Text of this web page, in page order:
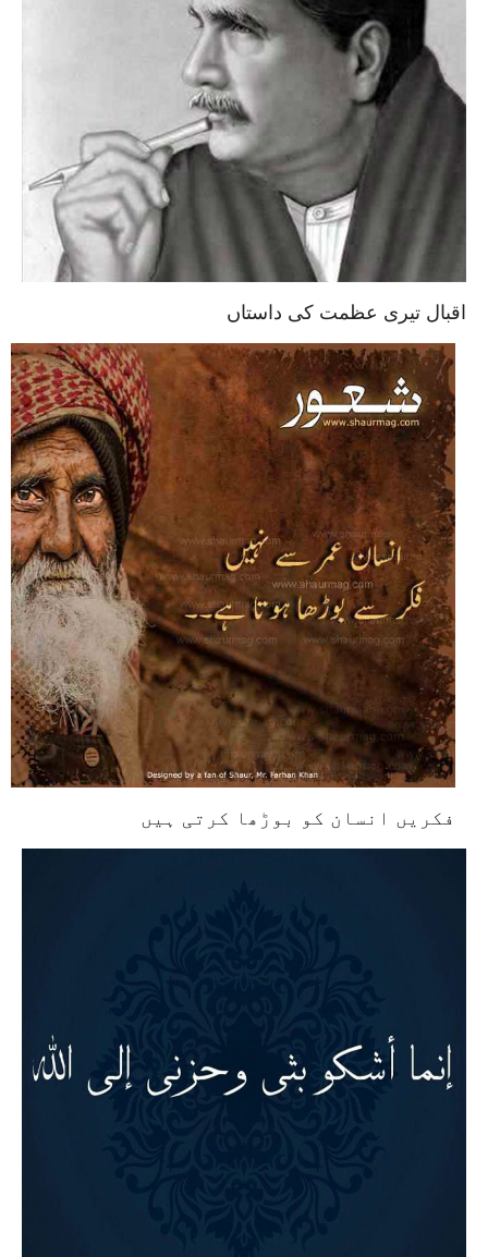
اقبال تیری عظمت کی داستاں
فکریں انسان کو بوڑھا کرتی ہیں